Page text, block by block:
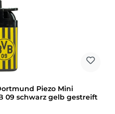
Piezo Mini
09 schwarz gelb gestreift